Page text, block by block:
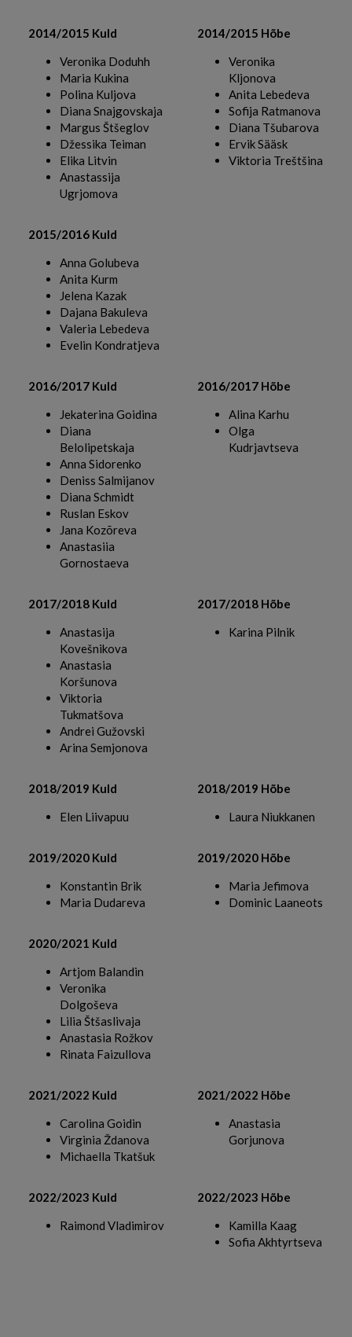
2014/2015 Kuld
Veronika Doduhh
Maria Kukina
Polina Kuljova
Diana Snajgovskaja
Margus Štšeglov
Džessika Teiman
Elika Litvin
Anastassija
Ugrjomova
2014/2015 Hõbe
Veronika
Kljonova
Anita Lebedeva
Sofija Ratmanova
Diana Tšubarova
Ervik Sääsk
Viktoria Treštšina
2015/2016 Kuld
Anna Golubeva
Anita Kurm
Jelena Kazak
Dajana Bakuleva
Valeria Lebedeva
Evelin Kondratjeva
2016/2017 Kuld
Jekaterina Goidina
Diana
Belolipetskaja
Anna Sidorenko
Deniss Salmijanov
Diana Schmidt
Ruslan Eskov
Jana Kozõreva
Anastasiia
Gornostaeva
2016/2017 Hõbe
Alina Karhu
Olga
Kudrjavtseva
2017/2018 Kuld
Anastasija
Kovešnikova
Anastasia
Koršunova
Viktoria
Tukmatšova
Andrei Gužovski
Arina Semjonova
2017/2018 Hõbe
Karina Pilnik
2018/2019 Kuld
Elen Liivapuu
2018/2019 Hõbe
Laura Niukkanen
2019/2020 Kuld
Konstantin Brik
Maria Dudareva
2019/2020 Hõbe
Maria Jefimova
Dominic Laaneots
2020/2021 Kuld
Artjom Balandin
Veronika
Dolgoševa
Lilia Štšaslivaja
Anastasia Rožkov
Rinata Faizullova
2021/2022 Kuld
Carolina Goidin
Virginia Ždanova
Michaella Tkatšuk
2021/2022 Hõbe
Anastasia
Gorjunova
2022/2023 Kuld
Raimond Vladimirov
2022/2023 Hõbe
Kamilla Kaag
Sofia Akhtyrtseva